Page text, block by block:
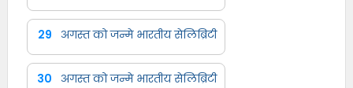
29 अगस्त को जन्मे भारतीय सेलिब्रिटी
30 अगस्त को जन्मे भारतीय सेलिब्रिटी